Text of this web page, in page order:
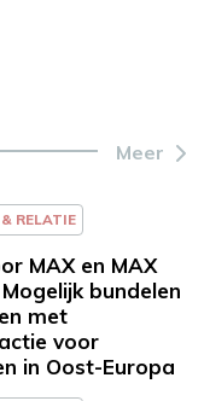
Meer
RELATIE
MAX en MAX
bundelen
met
voor
in Oost-Europa